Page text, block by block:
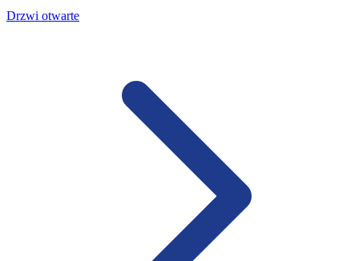
Drzwi otwarte